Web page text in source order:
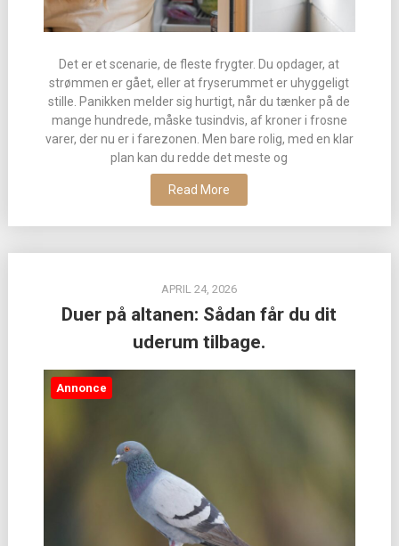
Det er et scenarie, de fleste frygter. Du opdager, at
strømmen er gået, eller at fryserummet er uhyggeligt
stille. Panikken melder sig hurtigt, når du tænker på de
mange hundrede, måske tusindvis, af kroner i frosne
varer, der nu er i farezonen. Men bare rolig, med en klar
plan kan du redde det meste og
Read More
APRIL 24, 2026
Duer på altanen: Sådan får du dit
uderum tilbage.
Annonce